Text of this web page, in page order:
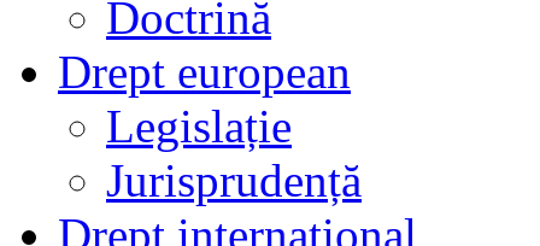
Doctrină
Drept european
Legislație
Jurisprudență
Drept internațional